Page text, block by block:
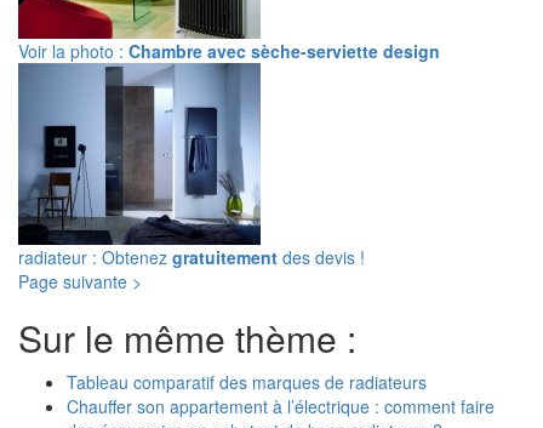
Voir la photo : Chambre avec sèche-serviette design
radiateur : Obtenez gratuitement des devis !
Page suivante >
Sur le même thème :
Tableau comparatif des marques de radiateurs
Chauffer son appartement à l’électrique : comment faire